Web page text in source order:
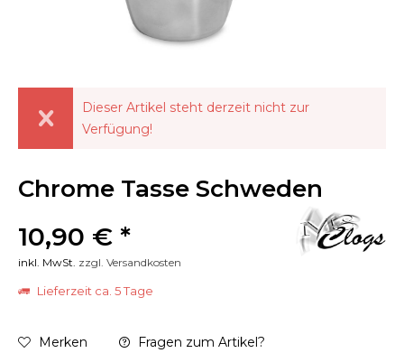
Dieser Artikel steht derzeit nicht zur
Verfügung!
Chrome Tasse Schweden
10,90 € *
inkl. MwSt. zzgl. Versandkosten
Lieferzeit ca. 5 Tage
Merken Fragen zum Artikel?